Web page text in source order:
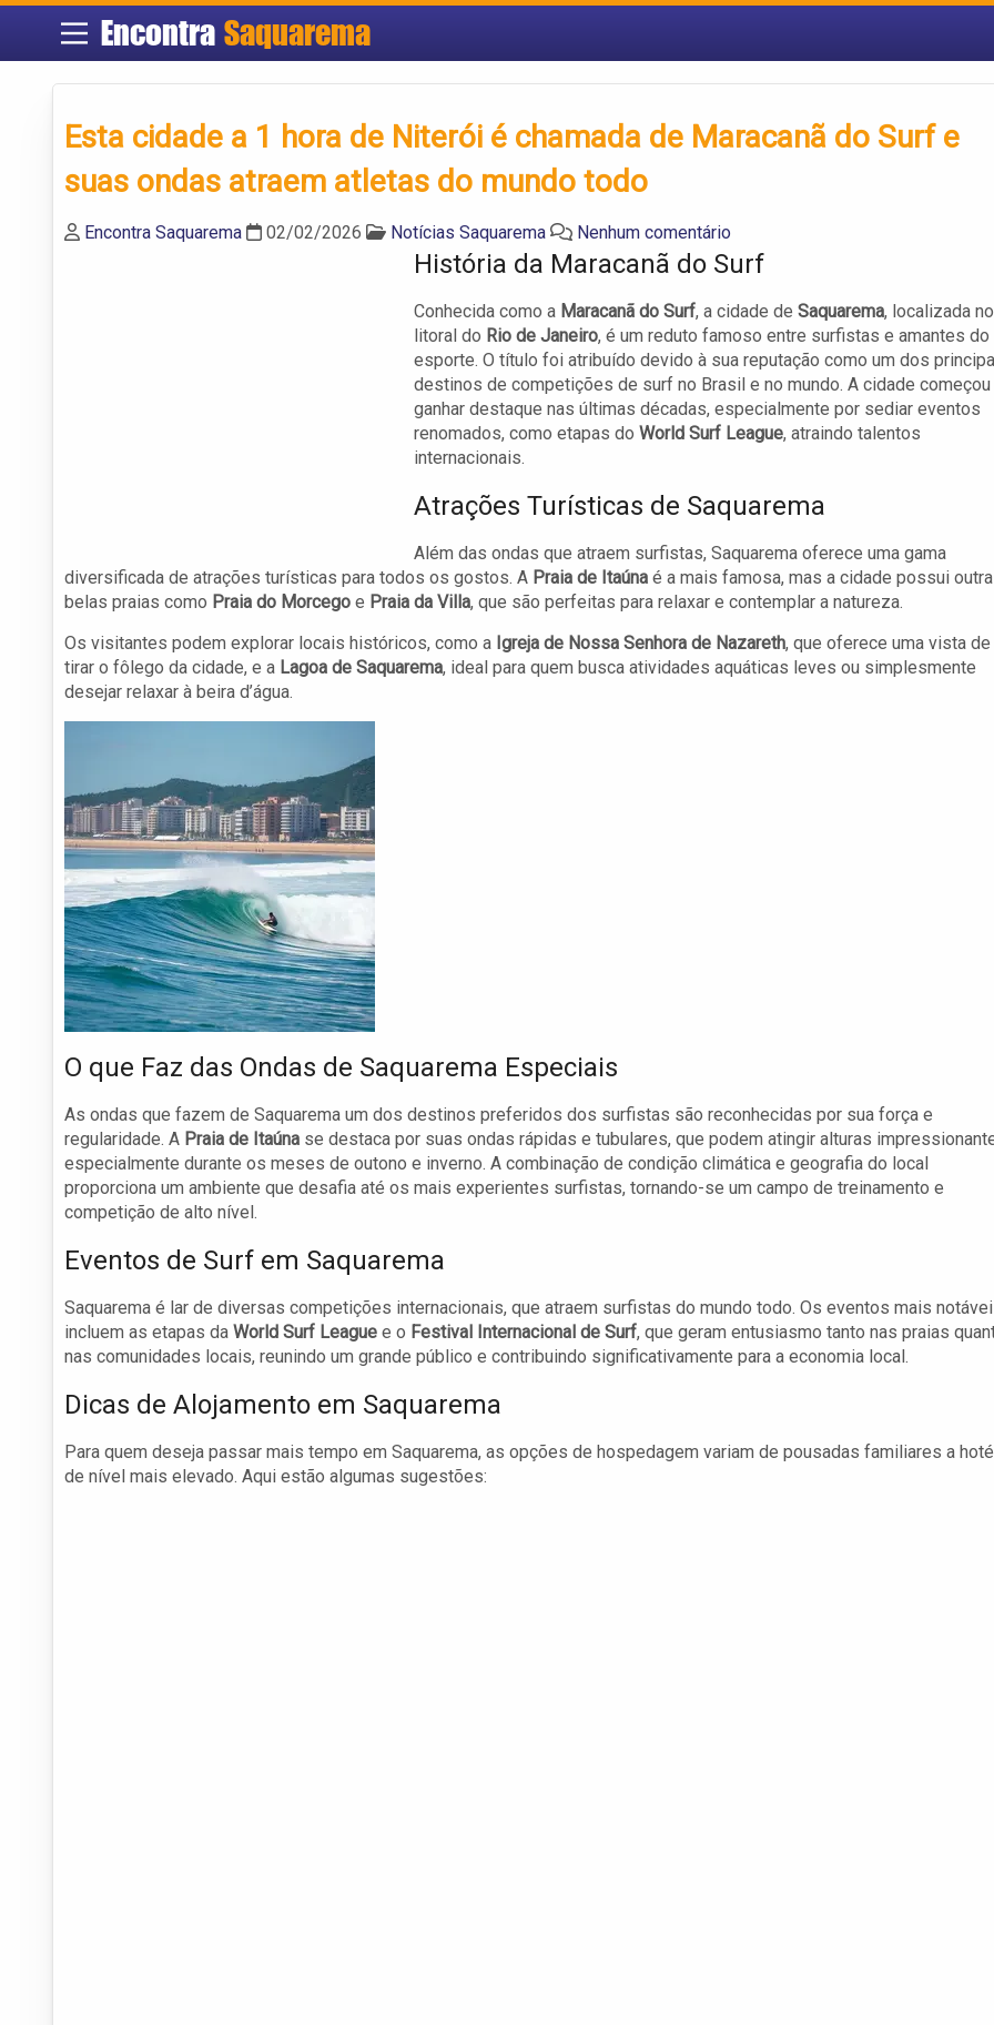
Encontra Saquarema
Esta cidade a 1 hora de Niterói é chamada de Maracanã do Surf e
suas ondas atraem atletas do mundo todo
Encontra Saquarema 02/02/2026 Notícias Saquarema Nenhum comentário
História da Maracanã do Surf
Conhecida como a Maracanã do Surf, a cidade de Saquarema, localizada no
litoral do Rio de Janeiro, é um reduto famoso entre surfistas e amantes do
esporte. O título foi atribuído devido à sua reputação como um dos
destinos de competições de surf no Brasil e no mundo. A cidade começou
ganhar destaque nas últimas décadas, especialmente por sediar eventos
renomados, como etapas do World Surf League, atraindo talentos
internacionais.
Atrações Turísticas de Saquarema
Além das ondas que atraem surfistas, Saquarema oferece uma gama
diversificada de atrações turísticas para todos os gostos. A Praia de Itaúna é a mais famosa, mas a cidade possui
belas praias como Praia do Morcego e Praia da Villa, que são perfeitas para relaxar e contemplar a natureza.
Os visitantes podem explorar locais históricos, como a Igreja de Nossa Senhora de Nazareth, que oferece uma vista de
tirar o fôlego da cidade, e a Lagoa de Saquarema, ideal para quem busca atividades aquáticas leves ou simplesmente
desejar relaxar à beira d’água.
O que Faz das Ondas de Saquarema Especiais
As ondas que fazem de Saquarema um dos destinos preferidos dos surfistas são reconhecidas por sua força e
regularidade. A Praia de Itaúna se destaca por suas ondas rápidas e tubulares, que podem atingir alturas
especialmente durante os meses de outono e inverno. A combinação de condição climática e geografia do local
proporciona um ambiente que desafia até os mais experientes surfistas, tornando-se um campo de treinamento e
competição de alto nível.
Eventos de Surf em Saquarema
Saquarema é lar de diversas competições internacionais, que atraem surfistas do mundo todo. Os eventos mais
incluem as etapas da World Surf League e o Festival Internacional de Surf, que geram entusiasmo tanto nas praias
nas comunidades locais, reunindo um grande público e contribuindo significativamente para a economia local.
Dicas de Alojamento em Saquarema
Para quem deseja passar mais tempo em Saquarema, as opções de hospedagem variam de pousadas familiares a
de nível mais elevado. Aqui estão algumas sugestões: